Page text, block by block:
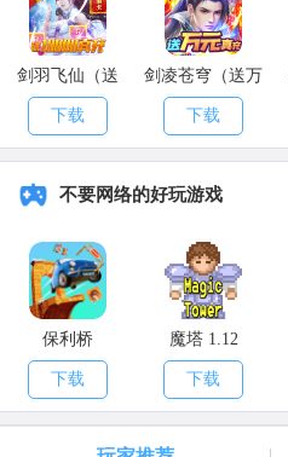
剑羽飞仙（送
10000真充）
下载
剑凌苍穹（送万
元真充）
下载
不要网络的好玩游戏
保利桥
下载
魔塔 1.12
下载